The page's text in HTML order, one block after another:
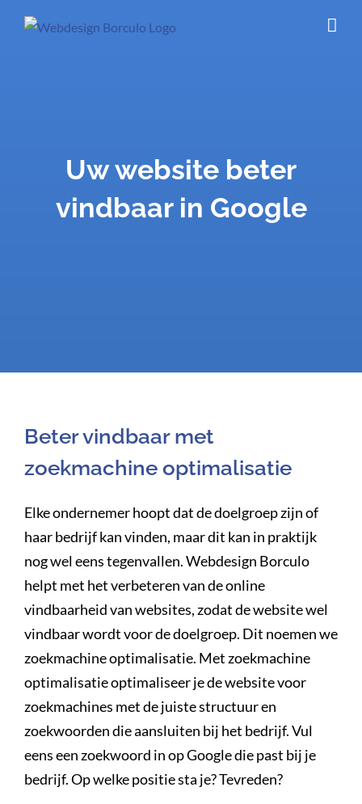
Uw website beter
vindbaar in Google
Beter vindbaar met
zoekmachine optimalisatie
Elke ondernemer hoopt dat de doelgroep zijn of
haar bedrijf kan vinden, maar dit kan in praktijk
nog wel eens tegenvallen. Webdesign Borculo
helpt met het verbeteren van de online
vindbaarheid van websites, zodat de website wel
vindbaar wordt voor de doelgroep. Dit noemen we
zoekmachine optimalisatie. Met zoekmachine
optimalisatie optimaliseer je de website voor
zoekmachines met de juiste structuur en
zoekwoorden die aansluiten bij het bedrijf. Vul
eens een zoekwoord in op Google die past bij je
bedrijf. Op welke positie sta je? Tevreden?